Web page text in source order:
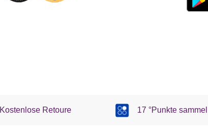
Kostenlose Retoure 17 °Punkte